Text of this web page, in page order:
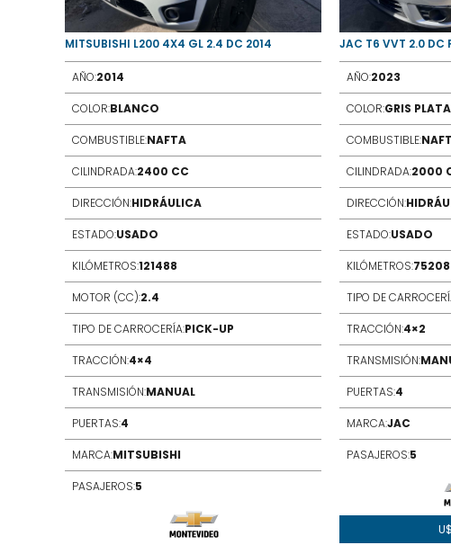
MITSUBISHI L200 4X4 GL 2.4 DC 2014
AÑO:2014
COLOR:BLANCO
COMBUSTIBLE:NAFTA
CILINDRADA:2400 CC
DIRECCIÓN:HIDRÁULICA
ESTADO:USADO
KILÓMETROS:121488
MOTOR (CC):2.4
TIPO DE CARROCERÍA:PICK-UP
TRACCIÓN:4×4
TRANSMISIÓN:MANUAL
PUERTAS:4
MARCA:MITSUBISHI
PASAJEROS:5
JAC T6 VVT 2.0 DC
AÑO:2023
COLOR:GRIS PLATA
COMBUSTIBLE:
CILINDRADA:2000
DIRECCIÓN:
ESTADO:USADO
KILÓMETROS:75208
TIPO DE
TRACCIÓN:4×2
TRANSMISIÓN:
PUERTAS:4
MARCA:JAC
PASAJEROS:5